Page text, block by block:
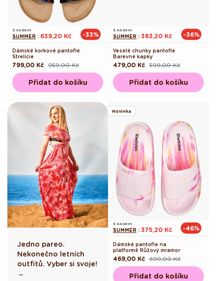
S kódem
SUMMER : 639,20 Kč -33%
Dámské korkové pantofle
Strelície
Běžná
cena
959,00 Kč
Výprodejová
cena
799,00 Kč
Přidat do košíku
S kódem
SUMMER : 383,20 Kč -36%
Veselé chunky pantofle
Barevné kapky
Běžná
cena
599,00 Kč
Výprodejová
cena
479,00 Kč
Přidat do košíku
Jedno pareo.
Nekonečno letních
outfitů. Vyber si svoje!
→
Novinka
S kódem
SUMMER : 375,20 Kč -46%
Dámské pantofle na
platformě Růžový mramor
Běžná
cena
699,00 Kč
Výprodejová
cena
469,00 Kč
Přidat do košíku